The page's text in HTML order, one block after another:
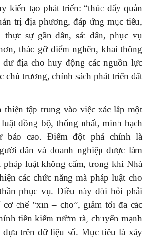
kiến tạo phát triển: “thúc đẩy quản
trị địa phương, đáp ứng mục tiêu,
thực sự gần dân, sát dân, phục vụ
tháo gỡ điểm nghẽn, khai thông
dư địa cho huy động các nguồn lực
chủ trương, chính sách phát triển đất
thiện tập trung vào việc xác lập một
đồng bộ, thống nhất, minh bạch
báo cao. Điểm đột phá chính là
dân và doanh nghiệp được làm
pháp luật không cấm, trong khi Nhà
các chức năng mà pháp luật cho
phục vụ. Điều này đòi hỏi phải
cơ chế “xin – cho”, giảm tối đa các
tiền kiểm rườm rà, chuyển mạnh
dựa trên dữ liệu số. Mục tiêu là xây